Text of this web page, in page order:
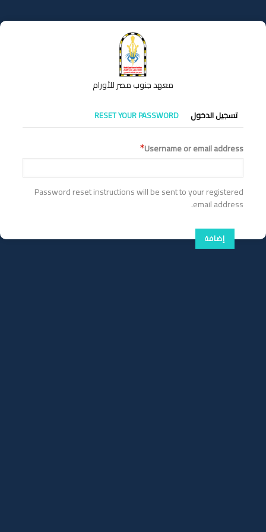
إلى
المحتوى
معهد جنوب مصر للأورام
التبويبات
الأساسية
تسجيل الدخول RESET YOUR PASSWORD
Username or email address
Password reset instructions will be sent to your registered
email address.